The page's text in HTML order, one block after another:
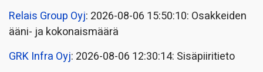
Relais Group Oyj: 2026-08-06 15:50:10: Osakkeiden
ääni- ja kokonaismäärä
GRK Infra Oyj: 2026-08-06 12:30:14: Sisäpiiritieto